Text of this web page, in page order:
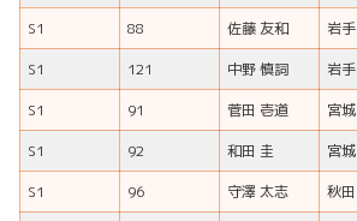
S1
88 佐藤 友和 岩手
S1
121 中野 慎詞 岩手
S1
91 菅田 壱道 宮城
S1
92 和田 圭 宮城
S1
96 守澤 太志 秋田